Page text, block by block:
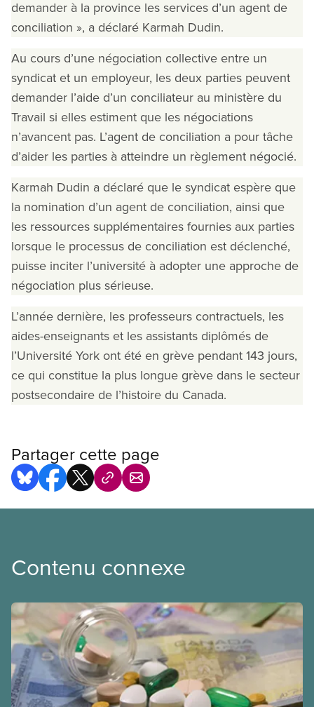
demander à la province les services d’un agent de
conciliation », a déclaré Karmah Dudin.
Au cours d’une négociation collective entre un
syndicat et un employeur, les deux parties peuvent
demander l’aide d’un conciliateur au ministère du
Travail si elles estiment que les négociations
n’avancent pas. L’agent de conciliation a pour tâche
d’aider les parties à atteindre un règlement négocié.
Karmah Dudin a déclaré que le syndicat espère que
la nomination d’un agent de conciliation, ainsi que
les ressources supplémentaires fournies aux parties
lorsque le processus de conciliation est déclenché,
puisse inciter l’université à adopter une approche de
négociation plus sérieuse.
L’année dernière, les professeurs contractuels, les
aides-enseignants et les assistants diplômés de
l’Université York ont été en grève pendant 143 jours,
ce qui constitue la plus longue grève dans le secteur
postsecondaire de l’histoire du Canada.
Partager cette page
Contenu connexe